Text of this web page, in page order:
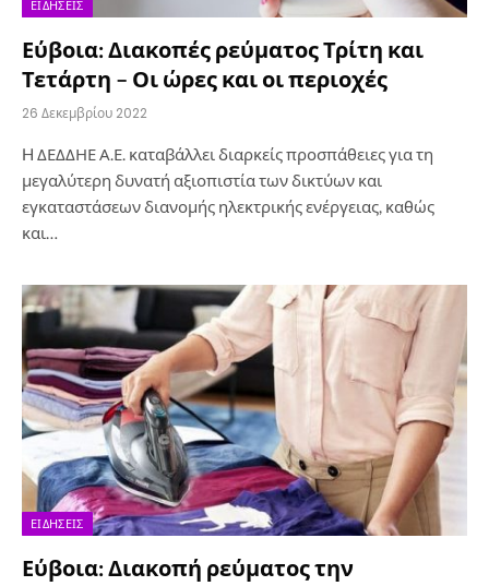
ΕΙΔΉΣΕΙΣ
Εύβοια: Διακοπές ρεύματος Τρίτη και
Τετάρτη – Οι ώρες και οι περιοχές
26 Δεκεμβρίου 2022
H ΔΕΔΔΗΕ Α.Ε. καταβάλλει διαρκείς προσπάθειες για τη
μεγαλύτερη δυνατή αξιοπιστία των δικτύων και
εγκαταστάσεων διανομής ηλεκτρικής ενέργειας, καθώς
και…
ΕΙΔΉΣΕΙΣ
Εύβοια: Διακοπή ρεύματος την